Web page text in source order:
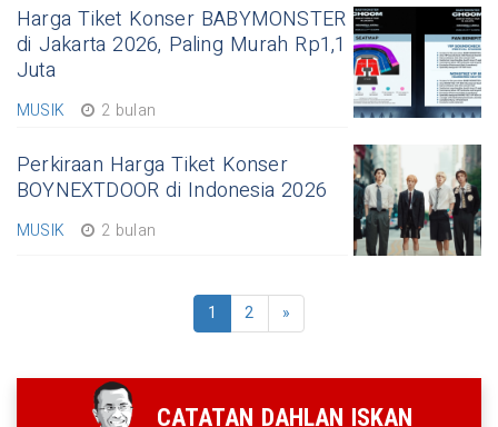
Harga Tiket Konser BABYMONSTER
di Jakarta 2026, Paling Murah Rp1,1
Juta
MUSIK 2 bulan
Perkiraan Harga Tiket Konser
BOYNEXTDOOR di Indonesia 2026
MUSIK 2 bulan
1 2 »
CATATAN DAHLAN ISKAN